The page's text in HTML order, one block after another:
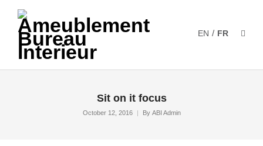
EN / FR
Sit on it focus
October 12, 2016 By ABI Admin